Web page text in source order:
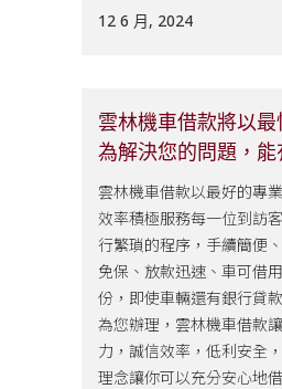
12 6 月, 2024
雲林機車借款將以
為解決您的問題，
雲林機車借款以最好的專
效率積極服務每一位到訪
行繁瑣的程序，手續簡便
免保、放款迅速、車可借
份，即使車輛還有銀行貸
為您辦理，雲林機車借款
力，誠信效率，低利安全
理念讓你可以充分安心地